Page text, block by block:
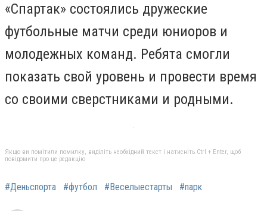
«Спартак» состоялись дружеские
футбольные матчи среди юниоров и
молодежных команд. Ребята смогли
показать свой уровень и провести время
со своими сверстниками и родными.
Якщо ви помітили помилку, виділіть необхідний текст і натисніть Ctrl + Enter, щоб
повідомити про це редакцію
#Деньспорта #футбол #Веселыестарты #парк